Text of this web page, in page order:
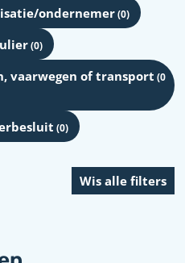
ondernemer(0)
(0)
vaarwegen of transport (0
(0)